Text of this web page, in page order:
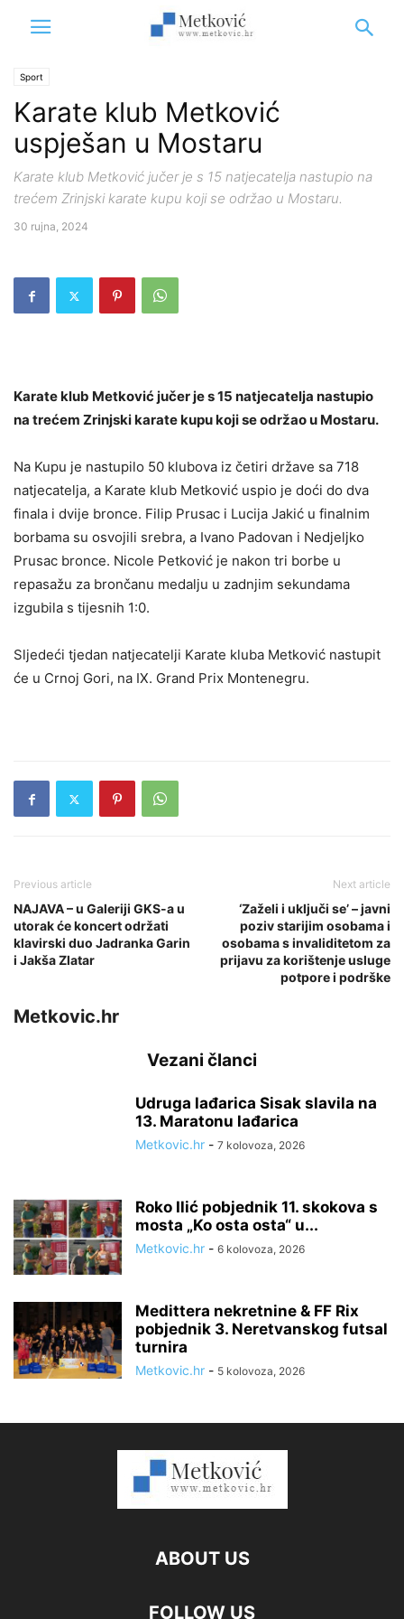
Sport
Karate klub Metković
uspješan u Mostaru
Karate klub Metković jučer je s 15 natjecatelja nastupio na
trećem Zrinjski karate kupu koji se održao u Mostaru.
30 rujna, 2024
Karate klub Metković jučer je s 15 natjecatelja nastupio
na trećem Zrinjski karate kupu koji se održao u Mostaru.
Na Kupu je nastupilo 50 klubova iz četiri države sa 718
natjecatelja, a Karate klub Metković uspio je doći do dva
finala i dvije bronce. Filip Prusac i Lucija Jakić u finalnim
borbama su osvojili srebra, a Ivano Padovan i Nedjeljko
Prusac bronce. Nicole Petković je nakon tri borbe u
repasažu za brončanu medalju u zadnjim sekundama
izgubila s tijesnih 1:0.
Sljedeći tjedan natjecatelji Karate kluba Metković nastupit
će u Crnoj Gori, na IX. Grand Prix Montenegru.
Previous article
NAJAVA – u Galeriji GKS-a u
utorak će koncert održati
klavirski duo Jadranka Garin
i Jakša Zlatar
Next article
‘Zaželi i uključi se’ – javni
poziv starijim osobama i
osobama s invaliditetom za
prijavu za korištenje usluge
potpore i podrške
Metkovic.hr
Vezani članci
Udruga lađarica Sisak slavila na
13. Maratonu lađarica
Metkovic.hr - 7 kolovoza, 2026
Roko Ilić pobjednik 11. skokova s
mosta „Ko osta osta“ u...
Metkovic.hr - 6 kolovoza, 2026
Medittera nekretnine & FF Rix
pobjednik 3. Neretvanskog futsal
turnira
Metkovic.hr - 5 kolovoza, 2026
ABOUT US
FOLLOW US